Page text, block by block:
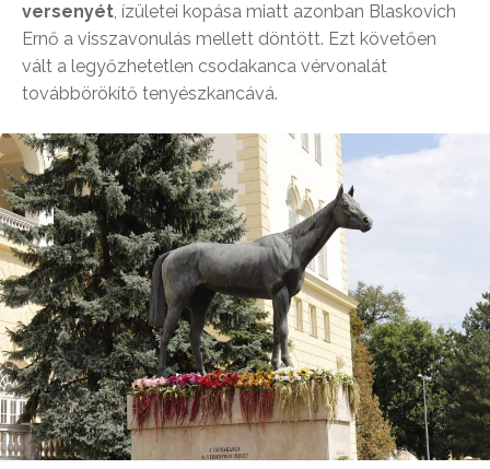
versenyét, ízületei kopása miatt azonban Blaskovich
Ernő a visszavonulás mellett döntött. Ezt követően
vált a legyőzhetetlen csodakanca vérvonalát
továbbörökítő tenyészkancává.